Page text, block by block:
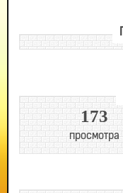
173
просмотра